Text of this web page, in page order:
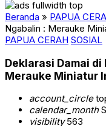
Beranda » PAPUA
Ngabalin : Merauke
PAPUA CERAH SOSIAL
Deklarasi Damai
Merauke Miniatur
account_circle
calendar_month
visibility563